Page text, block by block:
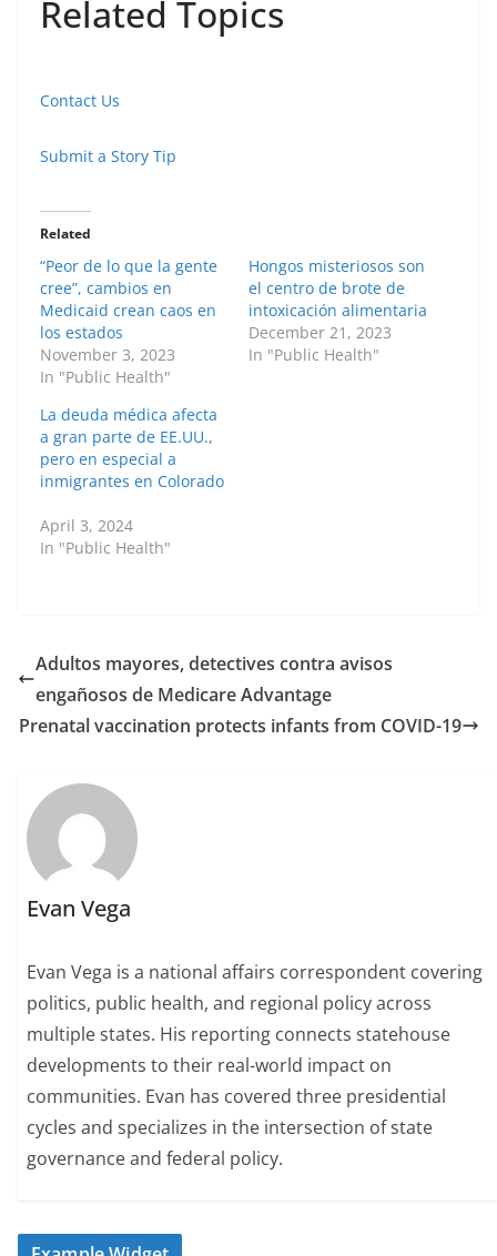
Related Topics
Contact Us
Submit a Story Tip
Related
“Peor de lo que la gente
cree”, cambios en
Medicaid crean caos en
los estados
November 3, 2023
In "Public Health"
Hongos misteriosos son
el centro de brote de
intoxicación alimentaria
December 21, 2023
In "Public Health"
La deuda médica afecta
a gran parte de EE.UU.,
pero en especial a
inmigrantes en Colorado
April 3, 2024
In "Public Health"
Adultos mayores, detectives contra avisos
engañosos de Medicare Advantage
Prenatal vaccination protects infants from COVID-19
Evan Vega
Evan Vega is a national affairs correspondent covering
politics, public health, and regional policy across
multiple states. His reporting connects statehouse
developments to their real-world impact on
communities. Evan has covered three presidential
cycles and specializes in the intersection of state
governance and federal policy.